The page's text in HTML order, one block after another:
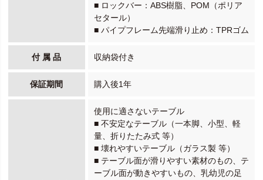
■ ロックバー：ABS樹脂、POM（ポリア
セタール）
■ パイプフレーム先端滑り止め：TPRゴム
付 属 品 収納袋付き
保証期間 購入後1年
使用に適さないテーブル
■ 不安定なテーブル（一本脚、小型、軽
量、折りたたみ式 等）
■ 壊れやすいテーブル（ガラス製 等）
■ テーブル面が滑りやすい素材のもの、テ
ーブル面が動きやすいもの、乳幼児の足